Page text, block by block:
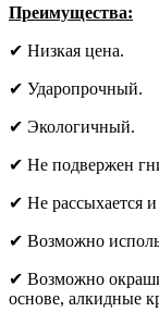
Преимущества:
✔ Низкая цена.
✔ Ударопрочный.
✔ Экологичный.
✔ Не подвержен
✔ Не рассыхается и
✔ Возможно
✔ Возможно
основе, алкидные